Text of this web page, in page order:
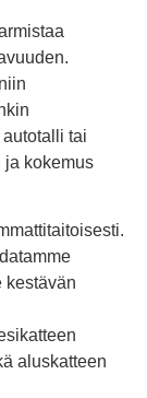
tai
ja kokemus
kestävän
aluskatteen